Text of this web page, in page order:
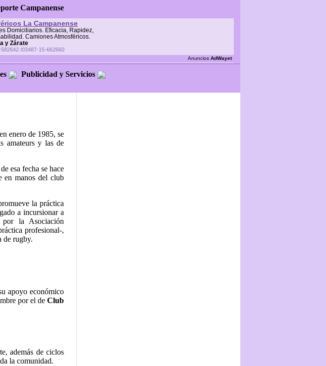
Campanense
La Campanense
Domiciliarios. Eficacia, Rapidez,
Camiones Atmosféricos.
y Zárate
/03487-15-662660
Anuncios AdWayet
Publicidad y Servicios
enero de 1985, se
amateurs y las de
esa fecha se hace
en manos del club
la práctica
a incursionar a
por la Asociación
profesional-,
de rugby.
apoyo económico
por el deClub
además de ciclos
la comunidad.